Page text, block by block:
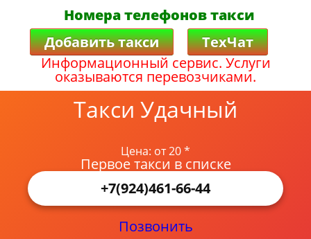
Номера телефонов такси
Добавить такси
ТехЧат
Информационный сервис. Услуги
оказываются перевозчиками.
Такси Удачный
Цена: от 20 *
Первое такси в списке
+7(924)461-66-44
Позвонить